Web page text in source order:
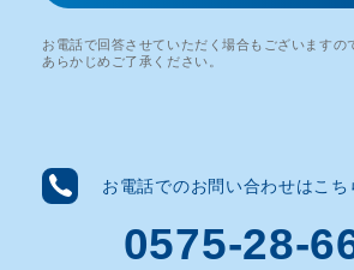
お電話で回答させていただく場合もございますの
あらかじめご了承ください。
お電話でのお問い合わせはこち
0575-28-